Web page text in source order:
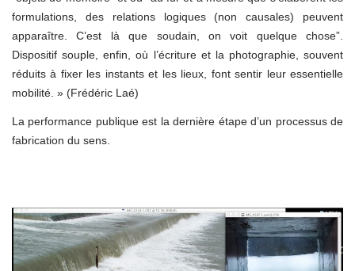
formulations, des relations logiques (non causales) peuvent
apparaître. C’est là que soudain, on voit quelque chose”.
Dispositif souple, enfin, où l’écriture et la photographie, souvent
réduits à fixer les instants et les lieux, font sentir leur essentielle
mobilité. » (Frédéric Laé)
La performance publique est la dernière étape d’un processus de
fabrication du sens.